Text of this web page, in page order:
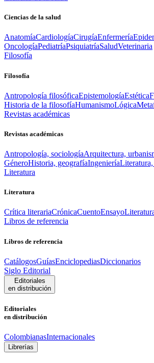
Ciencias de la salud
AnatomíaCardiologíaCirugíaEnfermería
OncologíaPediatríaPsiquiatríaSaludVeterinaria
Filosofía
Filosofía
Antropología filosóficaEpistemologíaEstética
Historia de la filosofíaHumanismoLógica
Revistas académicas
Revistas académicas
Antropología, sociologíaArquitectura,
GéneroHistoria, geografíaIngeniería
Literatura
Literatura
Crítica literariaCrónicaCuentoEnsayo
Libros de referencia
Libros de referencia
CatálogosGuíasEnciclopediasDiccionarios
Siglo Editorial
Editoriales
en distribución
Editoriales
en distribución
ColombianasInternacionales
Librerías